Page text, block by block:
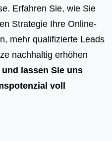
Erfahren Sie, wie Sie
Strategie Ihre Online-
mehr qualifizierte Leads
nachhaltig erhöhen
lassen Sie uns
voll